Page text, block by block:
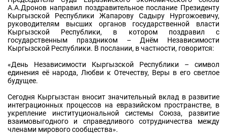
А.А.Дронов направил поздравительное послание Президенту
Кыргызской Республики Жапарову Садыру Нургожоевичу,
руководителям высших органов государственной власти
Кыргызской Республики, в котором поздравил с
государственным праздником – Днём Независимости
Кыргызской Республики. В послании, в частности, говорится:
«День Независимости Кыргызской Республики – символ
единения её народа, Любви к Отечеству, Веры в его светлое
будущее.
Сегодня Кыргызстан вносит значительный вклад в развитие
интеграционных процессов на евразийском пространстве, в
укрепление институциональной системы Союза, развитие
взаимовыгодного и справедливого сотрудничества между
членами мирового сообщества».